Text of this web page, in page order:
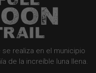
realiza en el municipio
de la increíble luna llena.